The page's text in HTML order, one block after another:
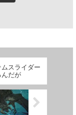
ムスライダー
んだが